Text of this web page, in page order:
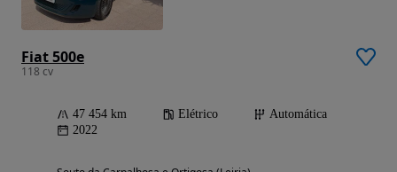
Fiat 500e
118 cv
47 454 km Elétrico
Automática
2022